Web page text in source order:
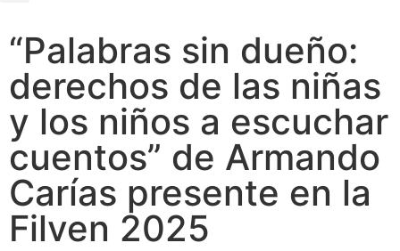
“Palabras sin dueño:
derechos de las niñas
y los niños a escuchar
cuentos” de Armando
Carías presente en la
Filven 2025